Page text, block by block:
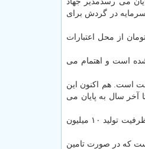
سرمایه در گردش برای
شهرك پرورش ماهیان زینتی كشور در محلات، با صرف اعتباری بالغ بر ۶ میلیارد تومان از محل اعتبارات
اعلام شده است و اهتمام می
در حال ساخت است. هم اكنون این
آخر سال به پایان می
مدیر جهاد كشاورزی شهرستان محلات عنوان كرد: در این شهرك با اتمام كار راه اندازی، ۲۴ واحد پرورش ماهیان زینتی با ظرفیت تولید ۱۰ میلیون
كه در صورت تامین